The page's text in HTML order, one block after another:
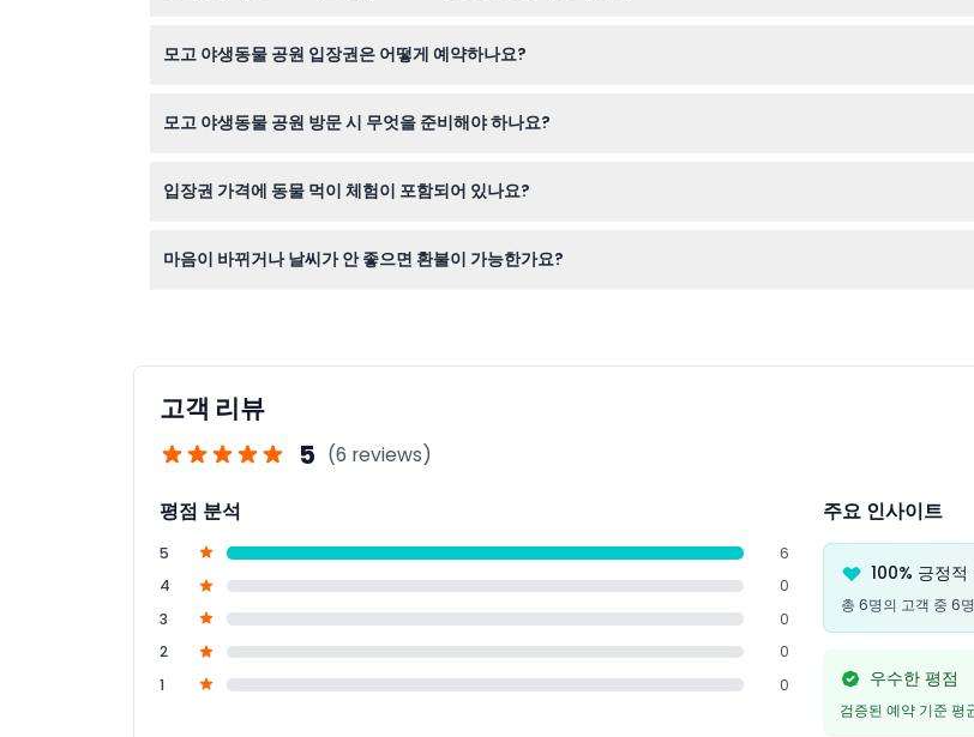
모고 야생동물 공원 입장권은 어떻게 예약하나요?
모고 야생동물 공원 방문 시 무엇을 준비해야 하나요?
입장권 가격에 동물 먹이 체험이 포함되어 있나요?
마음이 바뀌거나 날씨가 안 좋으면 환불이 가능한가요?
고객 리뷰
5 (6 reviews)
평점 분석
5
6
4
0
3
0
2
0
1
0
주요 인사이트
100% 긍정적
총 6명의 고객 중 6
우수한 평점
검증된 예약 기준